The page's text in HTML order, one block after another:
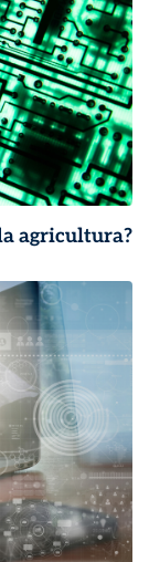
agricultura?